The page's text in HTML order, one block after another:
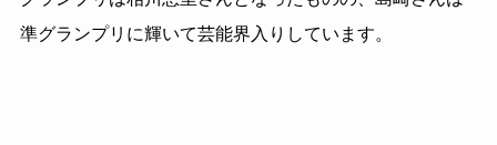
準グランプリに輝いて芸能界入りしています。